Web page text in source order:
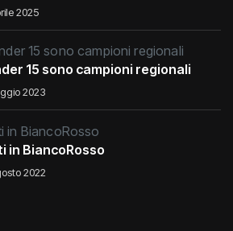
2025
15 sono campioni regionali
2023
in BiancoRosso
2022